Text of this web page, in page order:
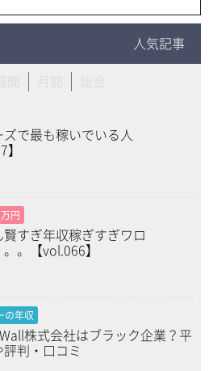
人気記事
ズで最も稼いでいる人
】
円
賢すぎ年収稼ぎすぎワロ
。。【vol.066】
の年収
株式会社はブラック企業？平
評判・口コミ